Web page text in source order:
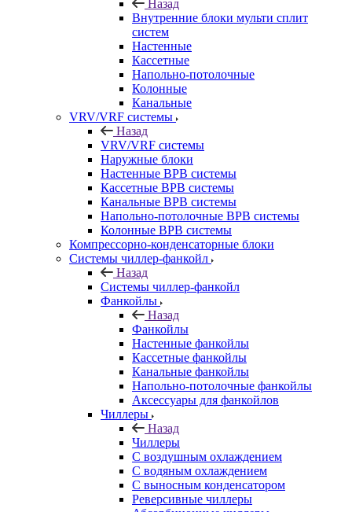
Назад
Внутренние блоки мульти сплит
систем
Настенные
Кассетные
Напольно-потолочные
Колонные
Канальные
VRV/VRF системы
Назад
VRV/VRF системы
Наружные блоки
Настенные ВРВ системы
Кассетные ВРВ системы
Канальные ВРВ системы
Напольно-потолочные ВРВ системы
Колонные ВРВ системы
Компрессорно-конденсаторные блоки
Системы чиллер-фанкойл
Назад
Системы чиллер-фанкойл
Фанкойлы
Назад
Фанкойлы
Настенные фанкойлы
Кассетные фанкойлы
Канальные фанкойлы
Напольно-потолочные фанкойлы
Аксессуары для фанкойлов
Чиллеры
Назад
Чиллеры
С воздушным охлаждением
С водяным охлаждением
С выносным конденсатором
Реверсивные чиллеры